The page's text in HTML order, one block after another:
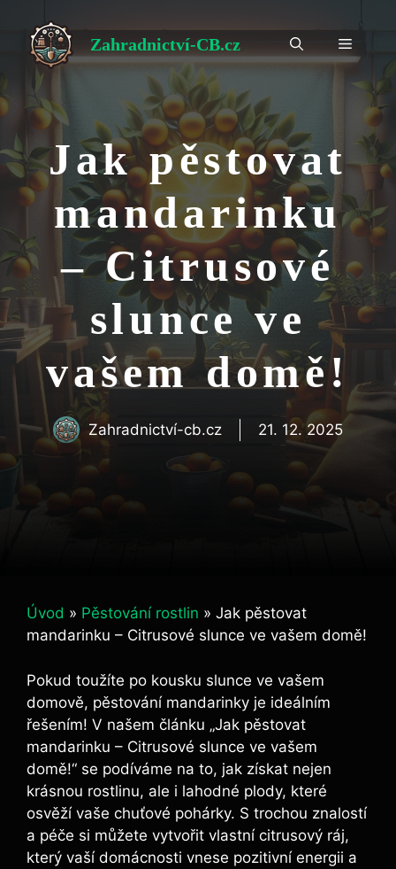
obsah
Zahradnictví-CB.cz Menu
Jak pěstovat
mandarinku
– Citrusové
slunce ve
vašem domě!
Zahradnictví-cb.cz 21. 12. 2025
Úvod » Pěstování rostlin » Jak pěstovat
mandarinku – Citrusové slunce ve vašem domě!
Pokud toužíte po kousku slunce ve vašem
domově, pěstování mandarinky je ideálním
řešením! V našem článku „Jak pěstovat
mandarinku – Citrusové slunce ve vašem
domě!“ se podíváme na to, jak získat nejen
krásnou rostlinu, ale i lahodné plody, které
osvěží vaše chuťové pohárky. S trochou znalostí
a péče si můžete vytvořit vlastní citrusový ráj,
který vaší domácnosti vnese pozitivní energii a